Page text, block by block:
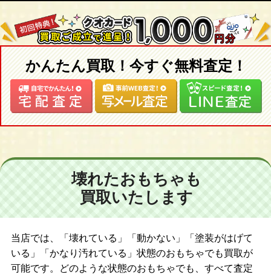
かんたん買取！今すぐ無料査定！
壊れたおもちゃも
買取いたします
当店では、「壊れている」「動かない」「塗装がはげて
いる」「かなり汚れている」状態のおもちゃでも買取が
可能です。どのような状態のおもちゃでも、すべて査定